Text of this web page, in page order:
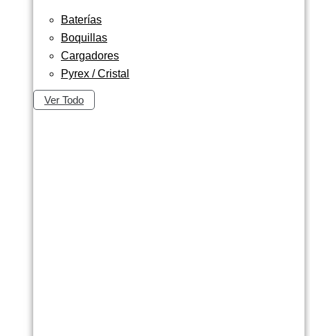
Baterías
Boquillas
Cargadores
Pyrex / Cristal
Ver Todo